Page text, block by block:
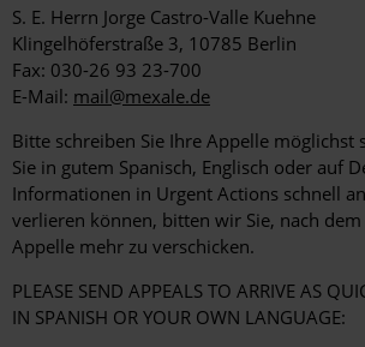
S. E. Herrn Jorge Castro-Valle Kuehne
Klingelhöferstraße 3, 10785 Berlin
Fax: 030-26 93 23-700
E-Mail: mail@mexale.de
Bitte schreiben Sie Ihre Appelle möglichst
Sie in gutem Spanisch, Englisch oder auf
Informationen in Urgent Actions schnell
verlieren können, bitten wir Sie, nach dem
Appelle mehr zu verschicken.
PLEASE SEND APPEALS TO ARRIVE AS
IN SPANISH OR YOUR OWN LANGUAGE: